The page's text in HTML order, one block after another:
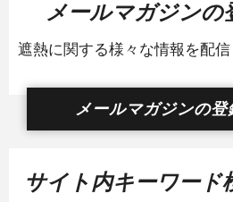
メールマガジンの
遮熱に関する様々な情報を配信
メールマガジンの登
サイト内キーワード